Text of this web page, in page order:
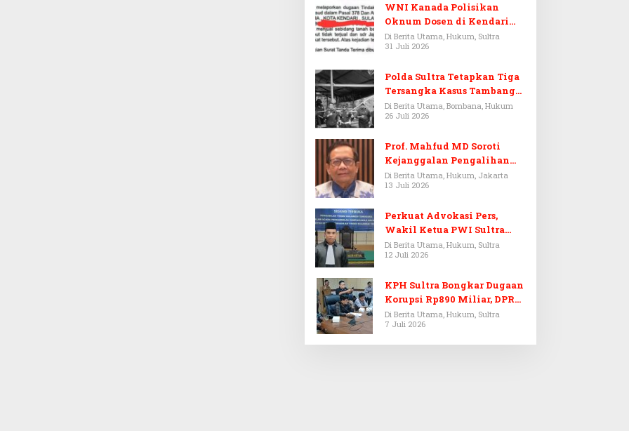
WNI Kanada Polisikan
Oknum Dosen di Kendari
Terkait Aset Puluhan Miliar
Di Berita Utama, Hukum, Sultra
31 Juli 2026
Polda Sultra Tetapkan Tiga
Tersangka Kasus Tambang
Emas Ilegal di Bombana
Di Berita Utama, Bombana, Hukum
26 Juli 2026
Prof. Mahfud MD Soroti
Kejanggalan Pengalihan
Penyelidikan Tersangka
Febrie Adriansyah
Di Berita Utama, Hukum, Jakarta
13 Juli 2026
Perkuat Advokasi Pers,
Wakil Ketua PWI Sultra
Resmi Dilantik Menjadi
Advokat PERADI
Di Berita Utama, Hukum, Sultra
12 Juli 2026
KPH Sultra Bongkar Dugaan
Korupsi Rp890 Miliar, DPRD
Sultra Gelar RDP
Di Berita Utama, Hukum, Sultra
7 Juli 2026